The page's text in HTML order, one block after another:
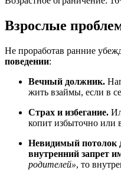
Взрослые
Не проработав ранние
поведении:
Вечный должник.
жить взаймы, если в
Страх и избегание.
копит избыточно или
Невидимый потолок
внутренний запрет
родителей», то